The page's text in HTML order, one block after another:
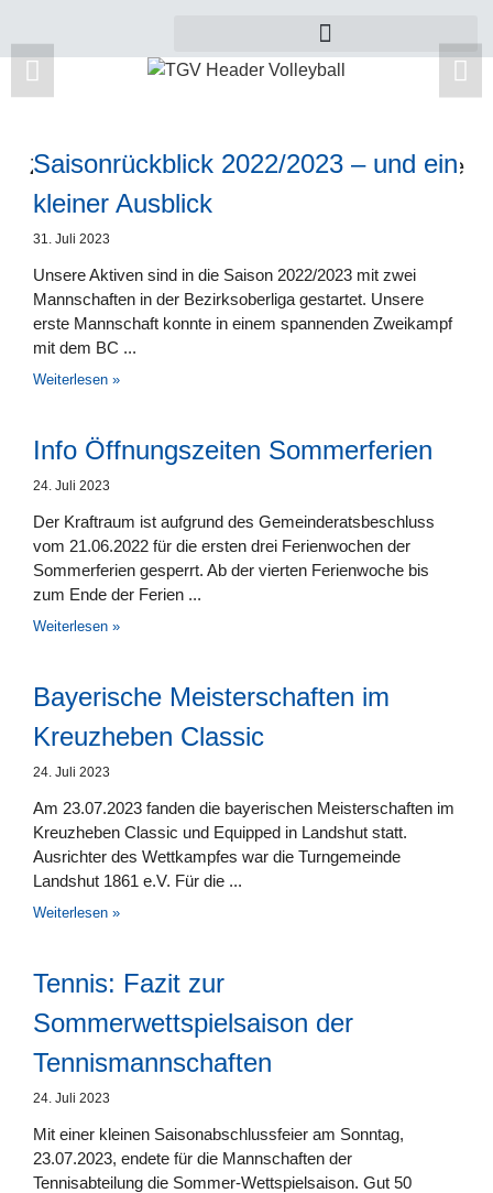
Zu dieser Kategorie gibt es leider noch keine
Beiträge.
Saisonrückblick 2022/2023 – und ein
kleiner Ausblick
31. Juli 2023
Unsere Aktiven sind in die Saison 2022/2023 mit zwei
Mannschaften in der Bezirksoberliga gestartet. Unsere
erste Mannschaft konnte in einem spannenden Zweikampf
mit dem BC
Weiterlesen »
Info Öffnungszeiten Sommerferien
24. Juli 2023
Der Kraftraum ist aufgrund des Gemeinderatsbeschluss
vom 21.06.2022 für die ersten drei Ferienwochen der
Sommerferien gesperrt. Ab der vierten Ferienwoche bis
zum Ende der Ferien
Weiterlesen »
Bayerische Meisterschaften im
Kreuzheben Classic
24. Juli 2023
Am 23.07.2023 fanden die bayerischen Meisterschaften im
Kreuzheben Classic und Equipped in Landshut statt.
Ausrichter des Wettkampfes war die Turngemeinde
Landshut 1861 e.V. Für die
Weiterlesen »
Tennis: Fazit zur
Sommerwettspielsaison der
Tennismannschaften
24. Juli 2023
Mit einer kleinen Saisonabschlussfeier am Sonntag,
23.07.2023, endete für die Mannschaften der
Tennisabteilung die Sommer-Wettspielsaison. Gut 50